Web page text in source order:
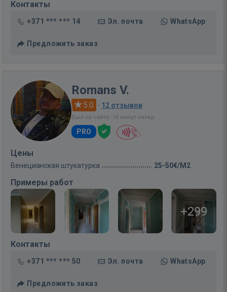
Контакты
+371 *** *** 14 Эл. почта WhatsApp
Предложить заказ
Romans V.
5.0 · 12 отзывов
Был на сайте: 16 минут назад
PRO
Цены
Венецианская штукатурка 25-50€/M2
Примеры работ
+299
Контакты
+371 *** *** 50 Эл. почта WhatsApp
Предложить заказ